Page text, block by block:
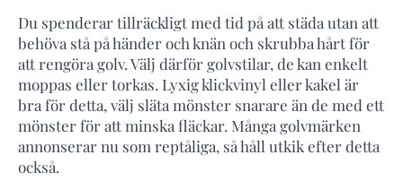
Du spenderar tillräckligt med tid på att städa utan att
behöva stå på händer och knän och skrubba hårt för
att rengöra golv. Välj därför golvstilar, de kan enkelt
moppas eller torkas. Lyxig klickvinyl eller kakel är
bra för detta, välj släta mönster snarare än de med ett
mönster för att minska fläckar. Många golvmärken
annonserar nu som reptåliga, så håll utkik efter detta
också.